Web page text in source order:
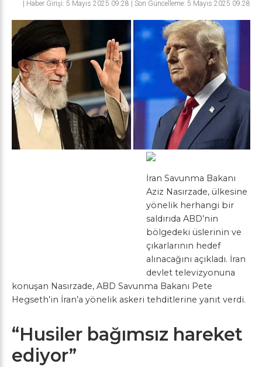
Haber Girişi: 5 Mayıs 2025 09:28 | Son Güncelleme: 5 Mayıs 2025 09:28
İran Savunma Bakanı
Aziz Nasırzade, ülkesine
yönelik herhangi bir
saldırıda ABD’nin
bölgedeki üslerinin ve
çıkarlarının hedef
alınacağını açıkladı. İran
devlet televizyonuna
konuşan Nasırzade, ABD Savunma Bakanı Pete
Hegseth’in İran’a yönelik askeri tehditlerine yanıt verdi.
“Husiler bağımsız hareket
ediyor”